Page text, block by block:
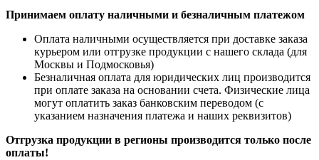
Принимаем оплату наличными и безналичным платежом
Оплата наличными осуществляется при доставке заказа
курьером или отгрузке продукции с нашего склада (для
Москвы и Подмосковья)
Безналичная оплата для юридических лиц производится
при оплате заказа на основании счета. Физические лица
могут оплатить заказ банковским переводом (с
указанием назначения платежа и наших реквизитов)
Отгрузка продукции в регионы производится только после
оплаты!